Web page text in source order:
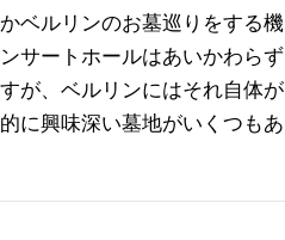
ベルリンのお墓巡りをする機
サートホールはあいかわらず
が、ベルリンにはそれ自体が
に興味深い墓地がいくつもあ